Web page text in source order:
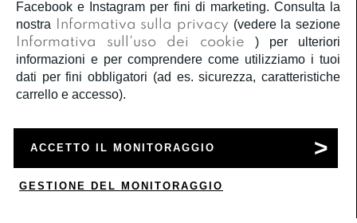
e acconsento al trattamento dei miei dati personali.
Iscriviti
ACCOUNT
Facebook e Instagram per fini di marketing. Consulta la
nostra
Informativa sulla privacy (vedere la sezione
Informativa sull'uso dei cookie
) per ulteriori
informazioni e per comprendere come utilizziamo i tuoi
dati per fini obbligatori (ad es. sicurezza, caratteristiche
carrello e accesso).
ACCETTO IL MONITORAGGIO
GESTIONE DEL MONITORAGGIO